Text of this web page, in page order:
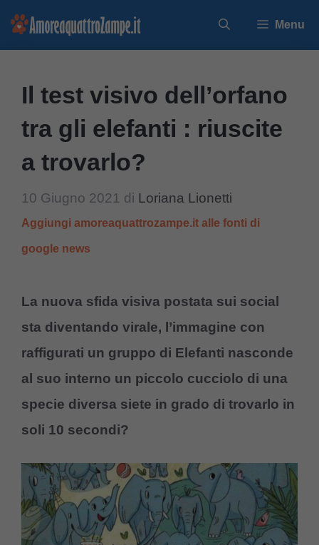
Vai
Menu
Il test visivo dell’orfano
tra gli elefanti : riuscite
a trovarlo?
10 Giugno 2021 di Loriana Lionetti
Aggiungi amoreaquattrozampe.it alle fonti di
google news
La nuova sfida visiva postata sui social
sta diventando virale, l’immagine con
raffigurati un gruppo di Elefanti nasconde
al suo interno un piccolo cucciolo di una
specie diversa siete in grado di trovarlo in
soli 10 secondi?